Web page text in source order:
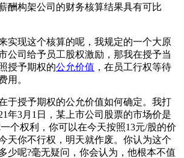
酬构架公司的财务核算结果具有可比
现这个核算的呢，我规定的一个大原
公司给予员工股权激励，那我在授予当
授予期权的公允价值 ，在员工行权等待
用。
授予期权的公允价值如何确定。我打
年3月1日，某上市公司股票的市场价是
个权利，你可以在今天按照13元/股的价
天你不行权，明天就作废。你认为这个
少呢?毫无疑问，你会认为，他根本不值